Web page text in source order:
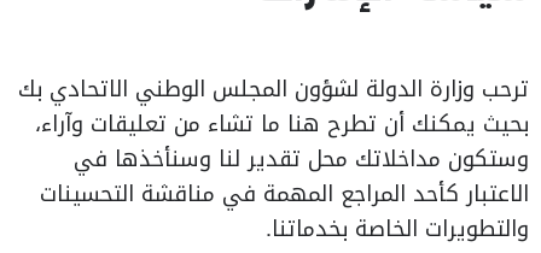
ترحب وزارة الدولة لشؤون المجلس الوطني الاتحادي بك
بحيث يمكنك أن تطرح هنا ما تشاء من تعليقات وآراء،
وستكون مداخلاتك محل تقدير لنا وسنأخذها في
الاعتبار كأحد المراجع المهمة في مناقشة التحسينات
والتطويرات الخاصة بخدماتنا.